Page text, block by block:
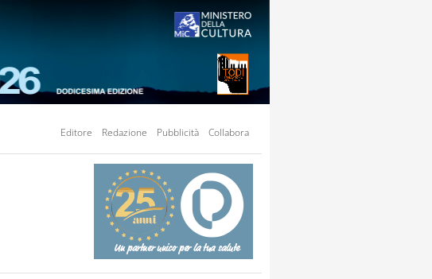
Editore Redazione Pubblicità Collabora